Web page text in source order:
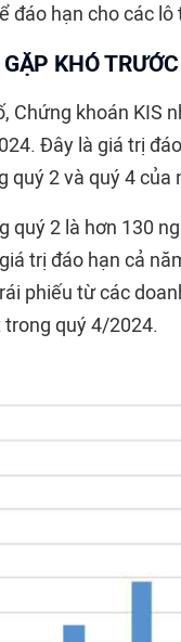
đáo hạn cho các
KHÓ
Chứng khoán KIS
Đây là giá trị
quý 2 và quý 4 của
quý 2 là hơn 130
trị đáo hạn cả
phiếu từ các
quý 4/2024.